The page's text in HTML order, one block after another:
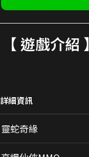
【 遊戲介紹 】
詳細資訊
靈蛇奇緣